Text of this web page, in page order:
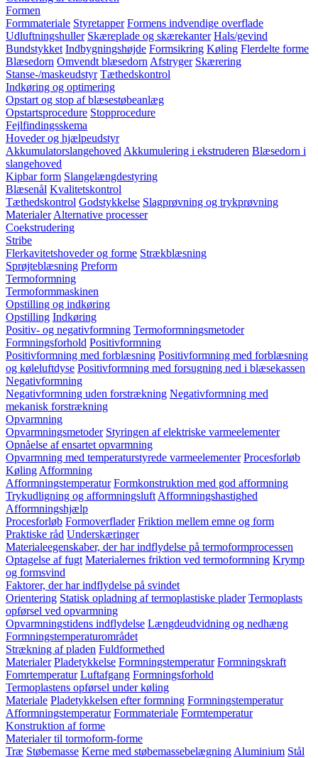
Formen
Formmateriale Styretapper Formens indvendige overflade
Udluftningshuller Skæreplade og skærekanter Hals/gevind
Bundstykket Indbygningshøjde Formsikring Køling Flerdelte forme
Blæsedorn Omvendt blæsedorn Afstryger Skærering
Stanse-/maskeudstyr Tæthedskontrol
Indkøring og optimering
Opstart og stop af blæsestøbeanlæg
Opstartsprocedure Stopprocedure
Fejlfindingsskema
Hoveder og hjælpeudstyr
Akkumulatorslangehoved Akkumulering i ekstruderen Blæsedorn i
slangehoved
Kipbar form Slangelængdestyring
Blæsenål Kvalitetskontrol
Tæthedskontrol Godstykkelse Slagprøvning og trykprøvning
Materialer Alternative processer
Coekstrudering
Stribe
Flerkavitetshoveder og forme Strækblæsning
Sprøjteblæsning Preform
Termoformning
Termoformmaskinen
Opstilling og indkøring
Opstilling Indkøring
Positiv- og negativformning Termoformningsmetoder
Formningsforhold Positivformning
Positivformning med forblæsning Positivformning med forblæsning
og køleluftdyse Positivformning med forsugning ned i blæsekassen
Negativformning
Negativformning uden forstrækning Negativformning med
mekanisk forstrækning
Opvarmning
Opvarmningsmetoder Styringen af elektriske varmeelementer
Opnåelse af ensartet opvarmning
Opvarmning med temperaturstyrede varmeelementer Procesforløb
Køling Afformning
Afformningstemperatur Formkonstruktion med god afformning
Trykudligning og afformningsluft Afformningshastighed
Afformningshjælp
Procesforløb Formoverflader Friktion mellem emne og form
Praktiske råd Underskæringer
Materialeegenskaber, der har indflydelse på termoformprocessen
Optagelse af fugt Materialernes friktion ved termoformning Krymp
og formsvind
Faktorer, der har indflydelse på svindet
Orientering Statisk opladning af termoplastiske plader Termoplasts
opførsel ved opvarmning
Opvarmningstidens indflydelse Længdeudvidning og nedhæng
Formningstemperaturområdet
Strækning af pladen Fuldformethed
Materialer Pladetykkelse Formningstemperatur Formningskraft
Fomrtemperatur Luftafgang Formningsforhold
Termoplastens opførsel under køling
Materiale Pladetykkelsen efter formning Formningstemperatur
Afformningstemperatur Formmateriale Formtemperatur
Konstruktion af forme
Materialer til tormoform-forme
Træ Støbemasse Kerne med støbemassebelægning Aluminium Stål